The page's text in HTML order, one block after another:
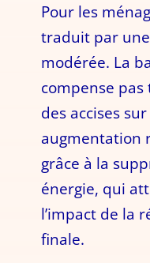
Pour les
traduit par
modérée. La
compense
des accises
augmentation
grâce à la
énergie, qui
l’impact de la
finale.